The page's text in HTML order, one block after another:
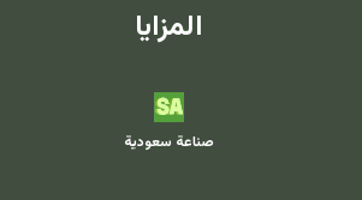
المزايا
صناعة سعودية